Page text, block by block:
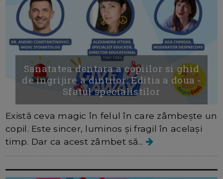
Sanatatea dentara a copiilor si ghid
de ingrijire a dintilor: Editia a doua -
Sfatul specialistilor
Există ceva magic în felul în care zâmbește un
copil. Este sincer, luminos și fragil în același
timp. Dar ca acest zâmbet să...